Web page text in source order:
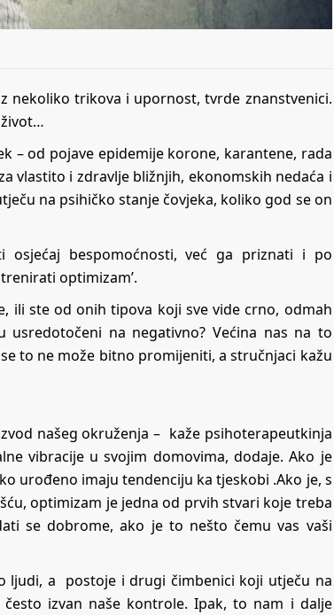
nekoliko trikova i upornost, tvrde znanstvenici.
– od pojave epidemije korone, karantene, rada
vlastito i zdravlje bližnjih, ekonomskih nedaća i
na psihičko stanje čovjeka, koliko god se on
bespomoćnosti, već ga priznati i po
optimizam’.
ili ste od onih tipova koji sve vide crno, odmah
na negativno? Većina nas na to
to ne može bitno promijeniti, a stručnjaci kažu
našeg okruženja – kaže psihoterapeutkinja
vibracije u svojim domovima, dodaje. Ako je
urođeno imaju tendenciju ka tjeskobi .Ako je, s
optimizam je jedna od prvih stvari koje treba
se dobrome, ako je to nešto čemu vas vaši
ljudi, a postoje i drugi čimbenici koji utječu na
izvan naše kontrole. Ipak, to nam i dalje